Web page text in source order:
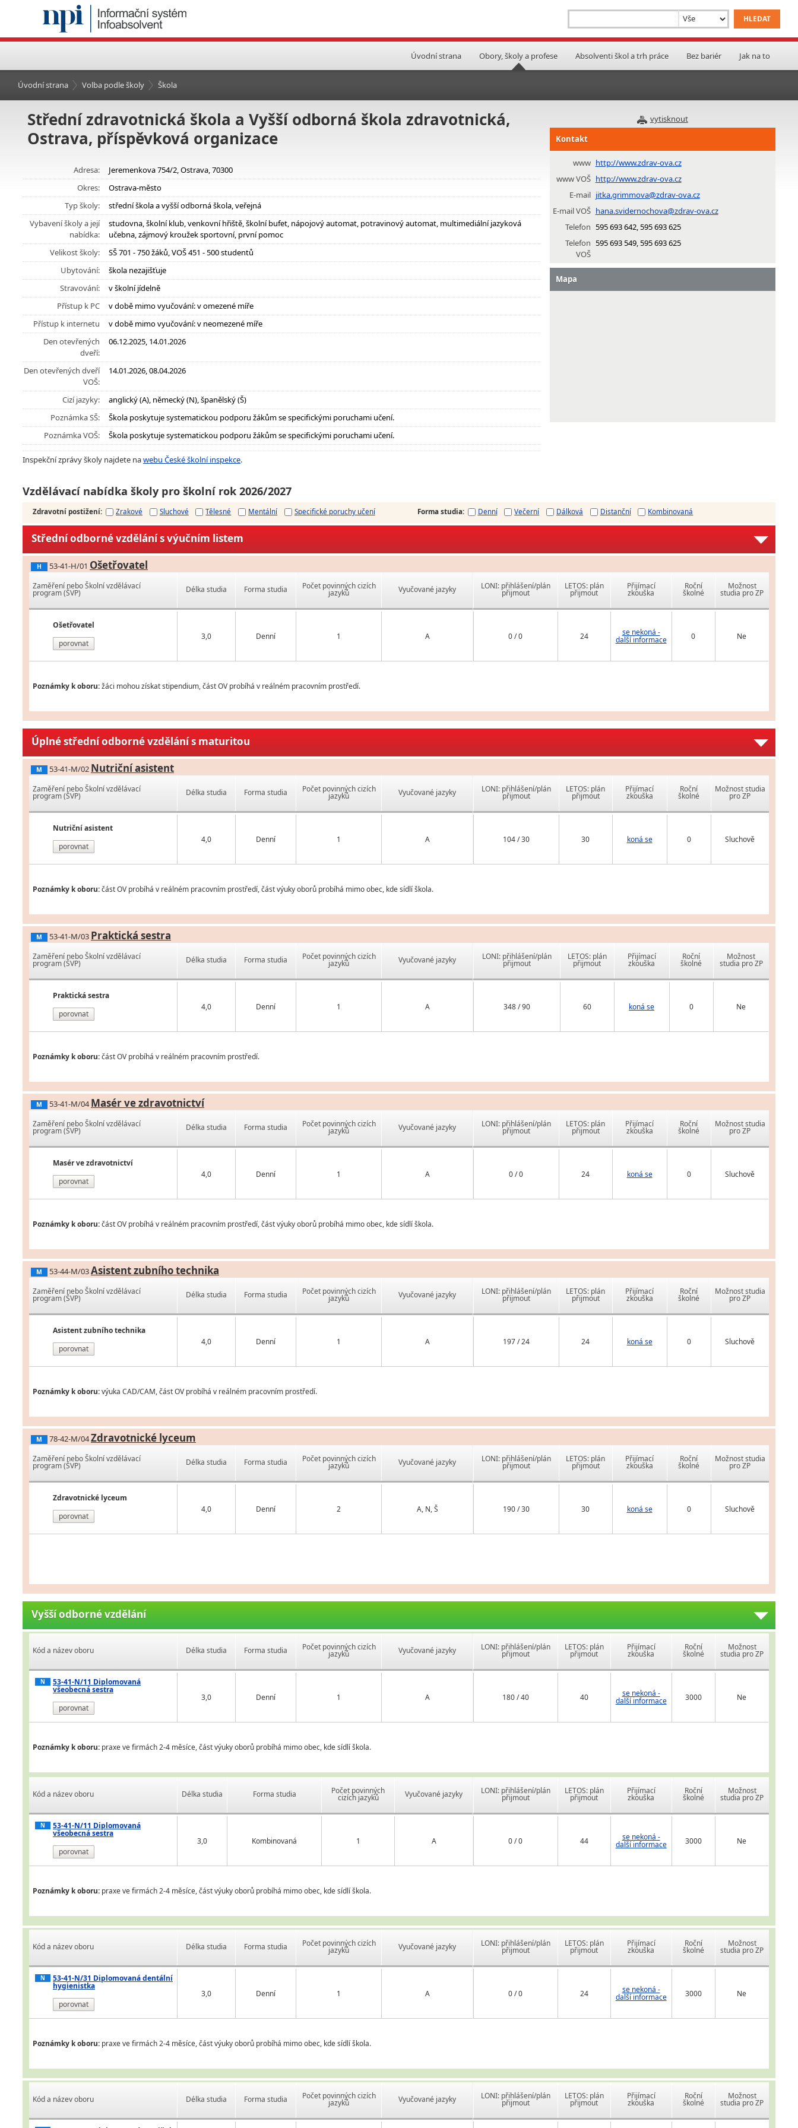
Úvodní strana Obory, školy a profese Absolventi škol a trh práce Bez bariér Jak na to
Úvodní strana Volba podle školy Škola
vytisknout
Střední zdravotnická škola a Vyšší odborná škola zdravotnická,
Ostrava, příspěvková organizace
Adresa:
Jeremenkova 754/2, Ostrava, 70300
Okres:
Ostrava-město
Typ školy:
střední škola a vyšší odborná škola, veřejná
Vybavení školy a její
nabídka:
studovna, školní klub, venkovní hřiště, školní bufet, nápojový automat, potravinový automat, multimediální jazyková
učebna, zájmový kroužek sportovní, první pomoc
Velikost školy:
SŠ 701 - 750 žáků, VOŠ 451 - 500 studentů
Ubytování:
škola nezajišťuje
Stravování:
v školní jídelně
Přístup k PC
v době mimo vyučování: v omezené míře
Přístup k internetu
v době mimo vyučování: v neomezené míře
Den otevřených
dveří:
06.12.2025, 14.01.2026
Den otevřených dveří
VOŠ:
14.01.2026, 08.04.2026
Cizí jazyky:
anglický (A), německý (N), španělský (Š)
Poznámka SŠ:
Škola poskytuje systematickou podporu žákům se specifickými poruchami učení.
Poznámka VOŠ:
Škola poskytuje systematickou podporu žákům se specifickými poruchami učení.
Inspekční zprávy školy najdete nawebu České školní inspekce.
Kontakt
www http://www.zdrav-ova.cz
www VOŠ http://www.zdrav-ova.cz
E-mail jitka.grimmova@zdrav-ova.cz
E-mail VOŠ hana.svidernochova@zdrav-ova.cz
Telefon 595 693 642, 595 693 625
Telefon
VOŠ
595 693 549, 595 693 625
Mapa
Vzdělávací nabídka školy pro školní rok 2026/2027
Zdravotní postižení: Zrakové Sluchové Tělesné Mentální Specifické poruchy učení Forma studia: Denní Večerní Dálková Distanční Kombinovaná
Střední odborné vzdělání s výučním listem
H 53-41-H/01 Ošetřovatel
Zaměření nebo Školní vzdělávací
program (ŠVP)
Ošetřovatel
porovnat
Délka studia Forma studia Počet povinných cizích
jazyků Vyučované jazyky
3,0 Denní 1 A
LONI: přihlášení/plán
přijmout
LETOS: plán
přijmout
Přijímací
zkouška
Roční
školné
Možnost
studia pro ZP
0 / 0 24 se nekoná -
další informace 0 Ne
Poznámky k oboru:žáci mohou získat stipendium, část OV probíhá v reálném pracovním prostředí.
Úplné střední odborné vzdělání s maturitou
M 53-41-M/02 Nutriční asistent
Zaměření nebo Školní vzdělávací
program (ŠVP)
Nutriční asistent
porovnat
Délka studia Forma studia Počet povinných cizích
jazyků Vyučované jazyky
4,0 Denní 1 A
LONI: přihlášení/plán
přijmout
LETOS: plán
přijmout
Přijímací
zkouška
Roční
školné
Možnost studia
pro ZP
104 / 30 30 koná se 0 Sluchově
Poznámky k oboru:část OV probíhá v reálném pracovním prostředí, část výuky oborů probíhá mimo obec, kde sídlí škola.
M 53-41-M/03 Praktická sestra
Zaměření nebo Školní vzdělávací
program (ŠVP)
Praktická sestra
porovnat
Délka studia Forma studia Počet povinných cizích
jazyků Vyučované jazyky
4,0 Denní 1 A
LONI: přihlášení/plán
přijmout
LETOS: plán
přijmout
Přijímací
zkouška
Roční
školné
Možnost
studia pro ZP
348 / 90 60 koná se 0 Ne
Poznámky k oboru:část OV probíhá v reálném pracovním prostředí.
M 53-41-M/04 Masér ve zdravotnictví
Zaměření nebo Školní vzdělávací
program (ŠVP)
Masér ve zdravotnictví
porovnat
Délka studia Forma studia Počet povinných cizích
jazyků Vyučované jazyky
4,0 Denní 1 A
LONI: přihlášení/plán
přijmout
LETOS: plán
přijmout
Přijímací
zkouška
Roční
školné
Možnost studia
pro ZP
0 / 0 24 koná se 0 Sluchově
Poznámky k oboru:část OV probíhá v reálném pracovním prostředí, část výuky oborů probíhá mimo obec, kde sídlí škola.
M 53-44-M/03Asistent zubního technika
Zaměření nebo Školní vzdělávací
program (ŠVP)
Asistent zubního technika
porovnat
Délka studia Forma studia Počet povinných cizích
jazyků Vyučované jazyky
4,0 Denní 1 A
LONI: přihlášení/plán
přijmout
LETOS: plán
přijmout
Přijímací
zkouška
Roční
školné
Možnost studia
pro ZP
197 / 24 24 koná se 0 Sluchově
Poznámky k oboru:výuka CAD/CAM, část OV probíhá v reálném pracovním prostředí.
M 78-42-M/04Zdravotnické lyceum
Zaměření nebo Školní vzdělávací
program (ŠVP)
Zdravotnické lyceum
porovnat
Délka studia Forma studia Počet povinných cizích
jazyků Vyučované jazyky
4,0 Denní 2 A, N, Š
LONI: přihlášení/plán
přijmout
LETOS: plán
přijmout
Přijímací
zkouška
Roční
školné
Možnost studia
pro ZP
190 / 30 30 koná se 0 Sluchově
Vyšší odborné vzdělání
Kód a název oboru
N 53-41-N/11 Diplomovaná
všeobecná sestra
porovnat
Délka studia Forma studia Počet povinných cizích
jazyků Vyučované jazyky
3,0 Denní 1 A
LONI: přihlášení/plán
přijmout
LETOS: plán
přijmout
Přijímací
zkouška
Roční
školné
Možnost
studia pro ZP
180 / 40 40 se nekoná -
další informace 3000 Ne
Poznámky k oboru: praxe ve firmách 2-4 měsíce, část výuky oborů probíhá mimo obec, kde sídlí škola.
Kód a název oboru
N 53-41-N/11 Diplomovaná
všeobecná sestra
porovnat
Délka studia Forma studia Počet povinných
cizích jazyků Vyučované jazyky
3,0 Kombinovaná 1 A
LONI: přihlášení/plán
přijmout
LETOS: plán
přijmout
Přijímací
zkouška
Roční
školné
Možnost
studia pro ZP
0 / 0 44 se nekoná -
další informace 3000 Ne
Poznámky k oboru: praxe ve firmách 2-4 měsíce, část výuky oborů probíhá mimo obec, kde sídlí škola.
Kód a název oboru
N 53-41-N/31 Diplomovaná dentální
hygienistka
porovnat
Délka studia Forma studia Počet povinných cizích
jazyků Vyučované jazyky
3,0 Denní 1 A
LONI: přihlášení/plán
přijmout
LETOS: plán
přijmout
Přijímací
zkouška
Roční
školné
Možnost
studia pro ZP
0 / 0 24 se nekoná -
další informace 3000 Ne
Poznámky k oboru: praxe ve firmách 2-4 měsíce, část výuky oborů probíhá mimo obec, kde sídlí škola.
Kód a název oboru Délka studia Forma studia Počet povinných cizích
jazyků Vyučované jazyky LONI: přihlášení/plán
přijmout
LETOS: plán
přijmout
Přijímací
zkouška
Roční
školné
Možnost
studia pro ZP